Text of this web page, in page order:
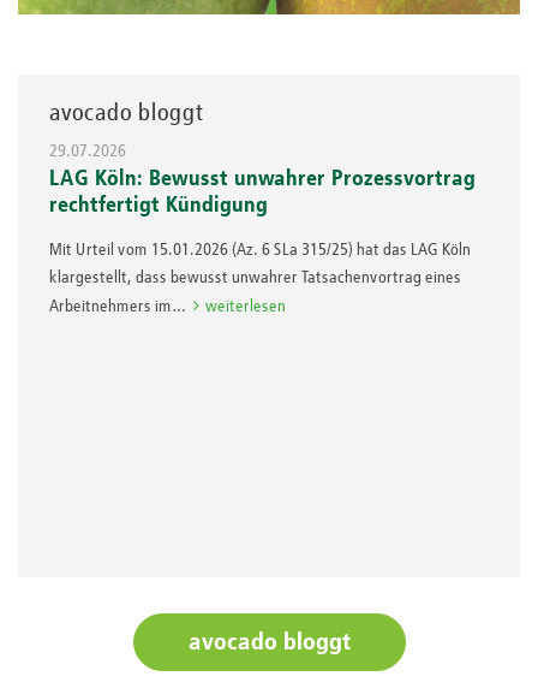
avocado bloggt
29.07.2026
LAG Köln: Bewusst unwahrer Prozessvortrag
rechtfertigt Kündigung
Mit Urteil vom 15.01.2026 (Az. 6 SLa 315/25) hat das LAG Köln
klargestellt, dass bewusst unwahrer Tatsachenvortrag eines
Arbeitnehmers im…
weiterlesen
avocado bloggt